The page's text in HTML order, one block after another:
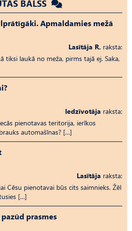
BALSS
Apmaldamies mežā
Lasītāja R. raksta:
tiksi laukā no meža, pirms tajā ej. Saka,
Iedzīvotāja raksta:
pienotavas teritorija, ierīkos
automašīnas? […]
Lasītāja raksta:
Cēsu pienotavai būs cits saimnieks. Žēl
[…]
prasmes